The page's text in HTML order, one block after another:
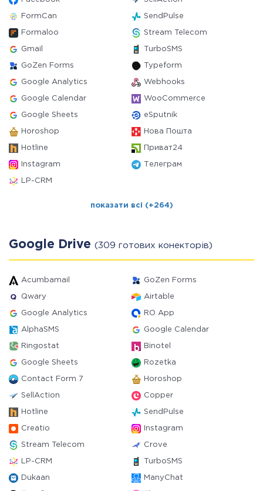
FormCan SendPulse
Formaloo Stream Telecom
Gmail TurboSMS
GoZen Forms Typeform
Google Analytics Webhooks
Google Calendar WooCommerce
Google Sheets eSputnik
Horoshop Нова Пошта
Hotline Приват24
Instagram Телеграм
LP-CRM
показати всі (+264)
Google Drive (309 готових конекторів)
Acumbamail GoZen Forms
Qwary Airtable
Google Analytics RO App
AlphaSMS Google Calendar
Ringostat Binotel
Google Sheets Rozetka
Contact Form 7 Horoshop
SellAction Copper
Hotline SendPulse
Creatio Instagram
Stream Telecom Crove
LP-CRM TurboSMS
Dukaan ManyChat